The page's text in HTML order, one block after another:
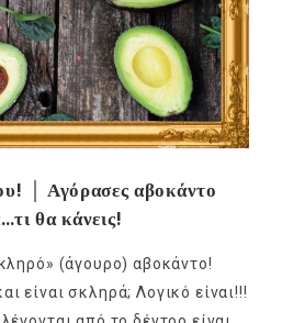
│ Αγόρασες αβοκάντο
θα κάνεις!
(άγουρο) αβοκάντο!
είναι σκληρά; Λογικό είναι!!!